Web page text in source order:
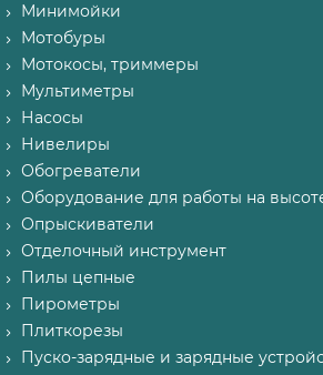
Минимойки
Мотобуры
Мотокосы, триммеры
Мультиметры
Насосы
Нивелиры
Обогреватели
Оборудование для работы на
Опрыскиватели
Отделочный инструмент
Пилы цепные
Пирометры
Плиткорезы
Пуско-зарядные и зарядные